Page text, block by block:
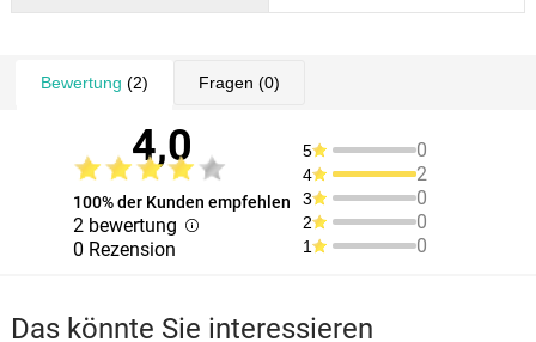
Bewertung (2) Fragen (0)
4,0
100% der Kunden empfehlen
2 bewertung
0 Rezension
5 0
4 2
3 0
2 0
1 0
Das könnte Sie interessieren